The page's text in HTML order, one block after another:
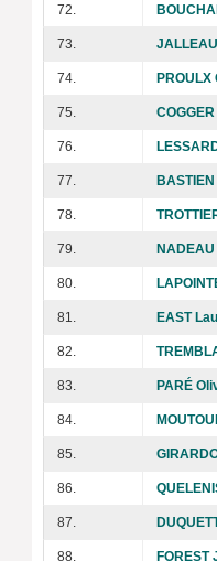
72.
73.
74. PROULX
75.
76.
77.
78.
79.
80.
81. EAST
82.
83. PARÉ
84.
85.
86.
87.
88. FOREST